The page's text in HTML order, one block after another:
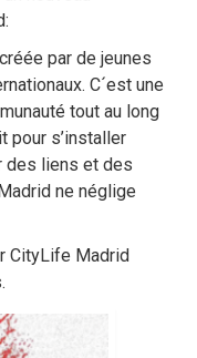
par de jeunes
C´est une
tout au long
pour s’installer
des liens et des
ne néglige
CityLife Madrid